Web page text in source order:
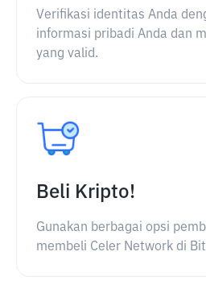
Verifikasi identitas Anda
informasi pribadi Anda dan
yang valid.
Beli Kripto!
Gunakan berbagai opsi
membeli Celer Network di